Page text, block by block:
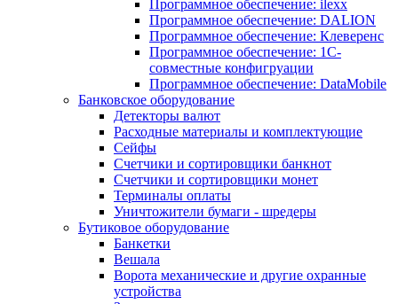
Программное обеспечение: ilexx
Программное обеспечение: DALION
Программное обеспечение: Клеверенс
Программное обеспечение: 1С-
совместные конфигруации
Программное обеспечение: DataMobile
Банковское оборудование
Детекторы валют
Расходные материалы и комплектующие
Сейфы
Счетчики и сортировщики банкнот
Счетчики и сортировщики монет
Терминалы оплаты
Уничтожители бумаги - шредеры
Бутиковое оборудование
Банкетки
Вешала
Ворота механические и другие охранные
устройства